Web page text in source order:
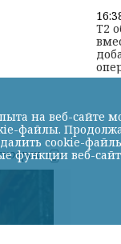
T2
на веб-сайте
файлы.
cookie-файлы
функции веб-